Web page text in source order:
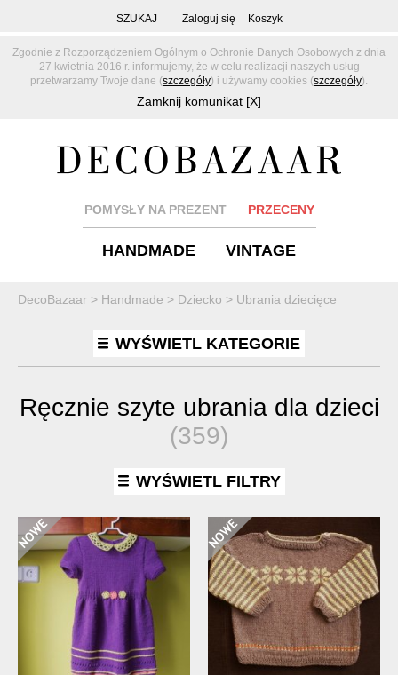
Zgodnie z Rozporządzeniem Ogólnym o Ochronie Danych Osobowych z dnia
27 kwietnia 2016 r. informujemy, że w celu realizacji naszych usług
przetwarzamy Twoje dane (szczegóły) i używamy cookies (szczegóły).
Zamknij komunikat [X]
SZUKAJ Zaloguj się Koszyk
POMYSŁY NA PREZENT PRZECENY
HANDMADE VINTAGE
DecoBazaar > Handmade > Dziecko > Ubrania dziecięce
WYŚWIETL KATEGORIE
Ręcznie szyte ubrania dla dzieci
(359)
WYŚWIETL FILTRY